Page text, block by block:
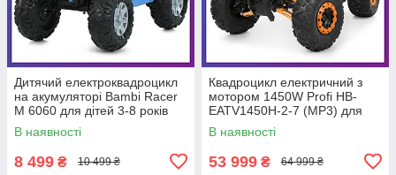
Дитячий електроквадроцикл
на акумуляторі Bambi Racer
M 6060 для дітей 3-8 років
Синій
В наявності
8 499 ₴ 10 499 ₴
Квадроцикл електричний з
мотором 1450W Profi HB-
EATV1450H-2-7 (MP3) для
підлітків від 14 років
Помаранчевий
В наявності
53 999 ₴ 64 999 ₴